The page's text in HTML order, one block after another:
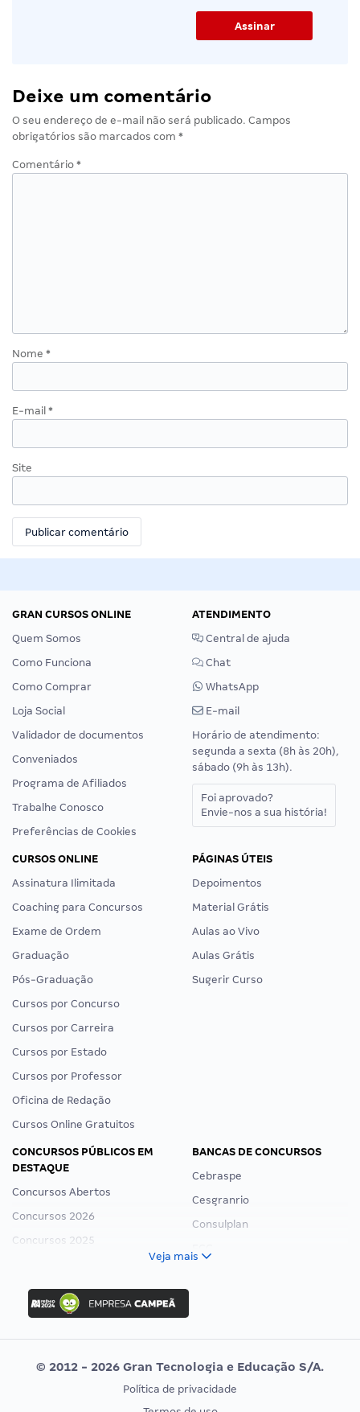
Deixe um comentário
O seu endereço de e-mail não será publicado. Campos
obrigatórios são marcados com *
Comentário *
Nome *
E-mail *
Site
GRAN CURSOS ONLINE
Quem Somos
Como Funciona
Como Comprar
Loja Social
Validador de documentos
Conveniados
Programa de Afiliados
Trabalhe Conosco
Preferências de Cookies
ATENDIMENTO
Central de ajuda
Chat
WhatsApp
E-mail
Horário de atendimento:
segunda a sexta (8h às 20h),
sábado (9h às 13h).
Foi aprovado?
Envie-nos a sua história!
CURSOS ONLINE
Assinatura Ilimitada
Coaching para Concursos
Exame de Ordem
Graduação
Pós-Graduação
Cursos por Concurso
Cursos por Carreira
Cursos por Estado
Cursos por Professor
Oficina de Redação
Cursos Online Gratuitos
PÁGINAS ÚTEIS
Depoimentos
Material Grátis
Aulas ao Vivo
Aulas Grátis
Sugerir Curso
CONCURSOS PÚBLICOS EM
DESTAQUE
Concursos Abertos
Concursos 2026
Concursos 2025
Concurso Ibama
Concurso MPU
Editais publicados
BANCAS DE CONCURSOS
Cebraspe
Cesgranrio
Consulplan
Vunesp
CONCURSOS POR PROFISSÃO EXAME DE ORDEM
Veja mais
© 2012 - 2026 Gran Tecnologia e Educação S/A.
Política de privacidade